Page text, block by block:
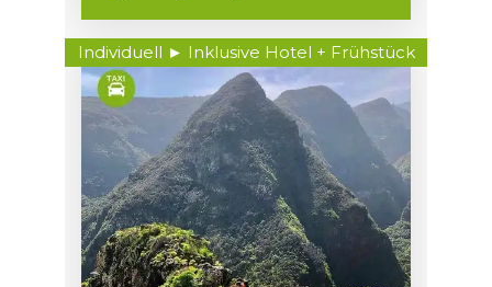
Individuell ► Inklusive Hotel + Frühstück